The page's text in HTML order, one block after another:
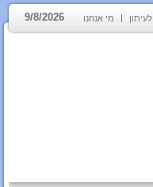
מי אנחנו 9/8/2026